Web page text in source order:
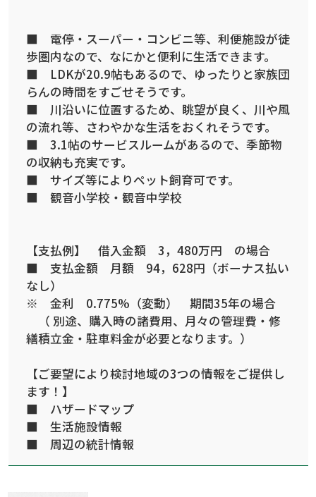
■ 電停・スーパー・コンビニ等、利便施設が徒
歩圏内なので、なにかと便利に生活できます。
■ LDKが20.9帖もあるので、ゆったりと家族団
らんの時間をすごせそうです。
■ 川沿いに位置するため、眺望が良く、川や風
の流れ等、さわやかな生活をおくれそうです。
■ 3.1帖のサービスルームがあるので、季節物
の収納も充実です。
■ サイズ等によりペット飼育可です。
■ 観音小学校・観音中学校
【支払例】 借入金額 3，480万円 の場合
■ 支払金額 月額 94，628円（ボーナス払い
なし）
※ 金利 0.775%（変動） 期間35年の場合
（ 別途、購入時の諸費用、月々の管理費・修
繕積立金・駐車料金が必要となります。）
【ご要望により検討地域の3つの情報をご提供し
ます！】
■ ハザードマップ
■ 生活施設情報
■ 周辺の統計情報